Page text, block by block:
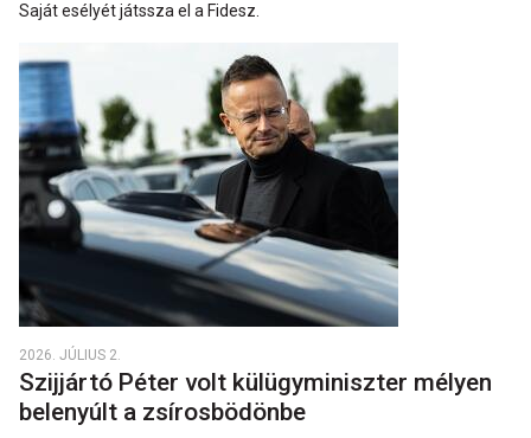
Saját esélyét játssza el a Fidesz.
2026. JÚLIUS 2.
Szijjártó Péter volt külügyminiszter mélyen
belenyúlt a zsírosbödönbe